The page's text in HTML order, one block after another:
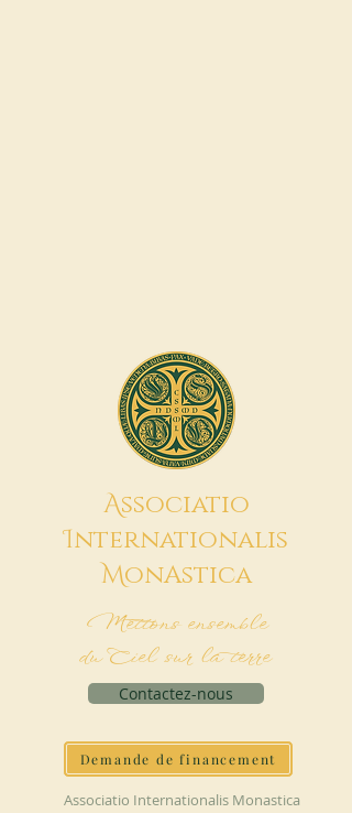
Associatio
Internationalis
MonAstica
Mettons ensemble
du Ciel sur la terre
Contactez-nous
Demande de financement
Associatio Internationalis Monastica